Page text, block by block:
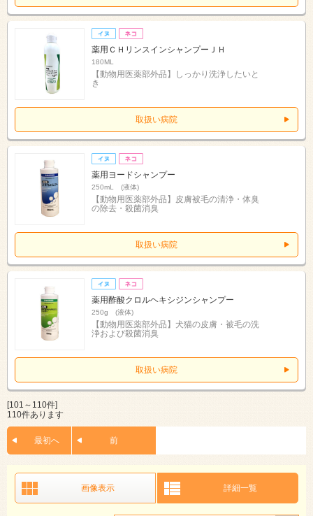
薬用ＣＨリンスインシャンプーＪＨ
180ML
【動物用医薬部外品】しっかり洗浄したいと
き
取扱い病院
薬用ヨードシャンプー
250mL (液体)
【動物用医薬部外品】皮膚被毛の清浄・体臭
の除去・殺菌消臭
取扱い病院
薬用酢酸クロルヘキシジンシャンプー
250g (液体)
【動物用医薬部外品】犬猫の皮膚・被毛の洗
浄および殺菌消臭
取扱い病院
[101～110件]
110件あります
最初へ 前
画像表示 詳細一覧